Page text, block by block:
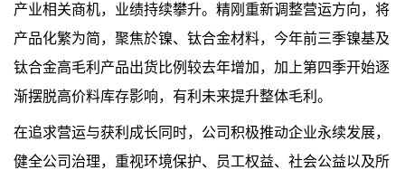
产业相关商机，业绩持续攀升。 精刚重新调整营运方向，将
产品化繁为简，聚焦於镍、钛合金材料，今年前三季镍基及
钛合金高毛利产品出货比例较去年增加，加上第四季开始逐
渐摆脱高价料库存影响，有利未来提升整体毛利。
在追求营运与获利成长同时，公司积极推动企业永续发展，
健全公司治理，重视环境保护、员工权益、社会公益以及所